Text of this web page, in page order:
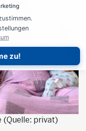
zu!
(Quelle: privat)